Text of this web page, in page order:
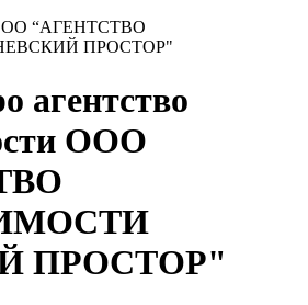
агентство
ООО
ПРОСТОР"